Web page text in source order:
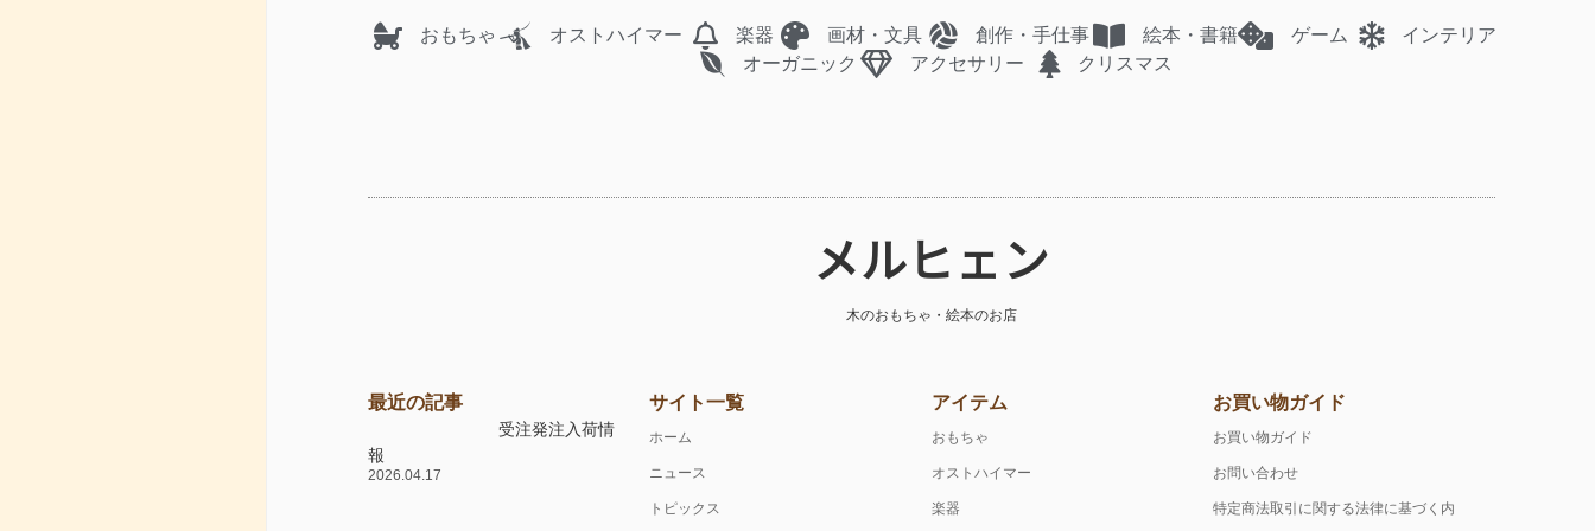
おもちゃ オストハイマー 楽器 画材・文具 創作・手仕事 絵本・書籍 ゲーム
インテリア
オーガニック
アクセサリー クリスマス
メルヒェン
木のおもちゃ・絵本のお店
最近の記事
受注発注入荷情
報
2026.04.17
サイト一覧
ホーム
ニュース
トピックス
アイテム
おもちゃ
オストハイマー
楽器
お買い物ガイド
お買い物ガイド
お問い合わせ
特定商法取引に関する法律に基づく内